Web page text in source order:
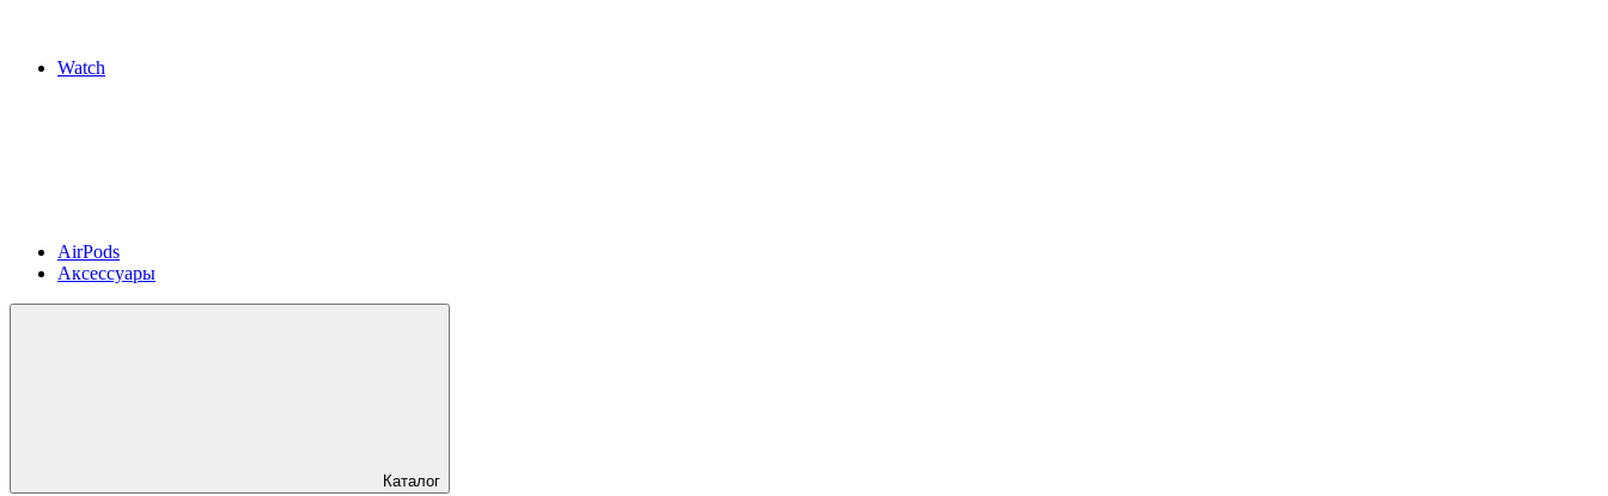
Watch
AirPods
Аксессуары
Каталог